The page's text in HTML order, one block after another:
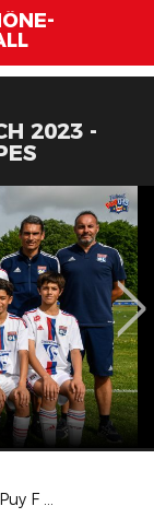
2023 -
1/4 finale CDF Fém : Le Puy F 43 Auv / PSG